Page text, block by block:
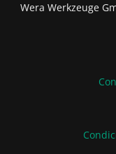
Wera Werkzeuge